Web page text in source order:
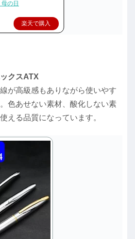
の日
楽天で購入
クスATX
が高級感もありながら使いやす
色あせない素材、酸化しない素
える品質になっています。